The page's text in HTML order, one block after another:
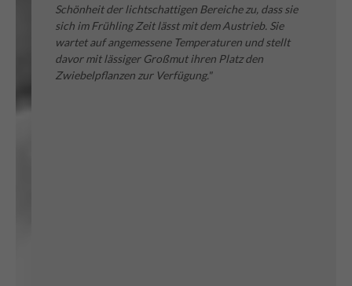
Schönheit der lichtschattigen Bereiche zu, dass sie
sich im Frühling Zeit lässt mit dem Austrieb. Sie
wartet auf angemessene Temperaturen und stellt
davor mit lässiger Großmut ihren Platz den
Zwiebelpflanzen zur Verfügung."